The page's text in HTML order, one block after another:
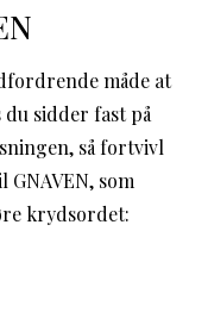
måde at
sidder fast på
så fortvivl
som
krydsordet: